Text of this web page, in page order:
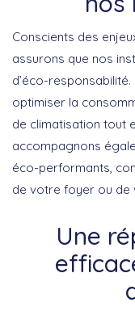
Conscients des
assurons que nos
d’éco-responsabilité
optimiser la
de climatisation tout
accompagnons
éco-performants ,
de votre foyer ou de
Une